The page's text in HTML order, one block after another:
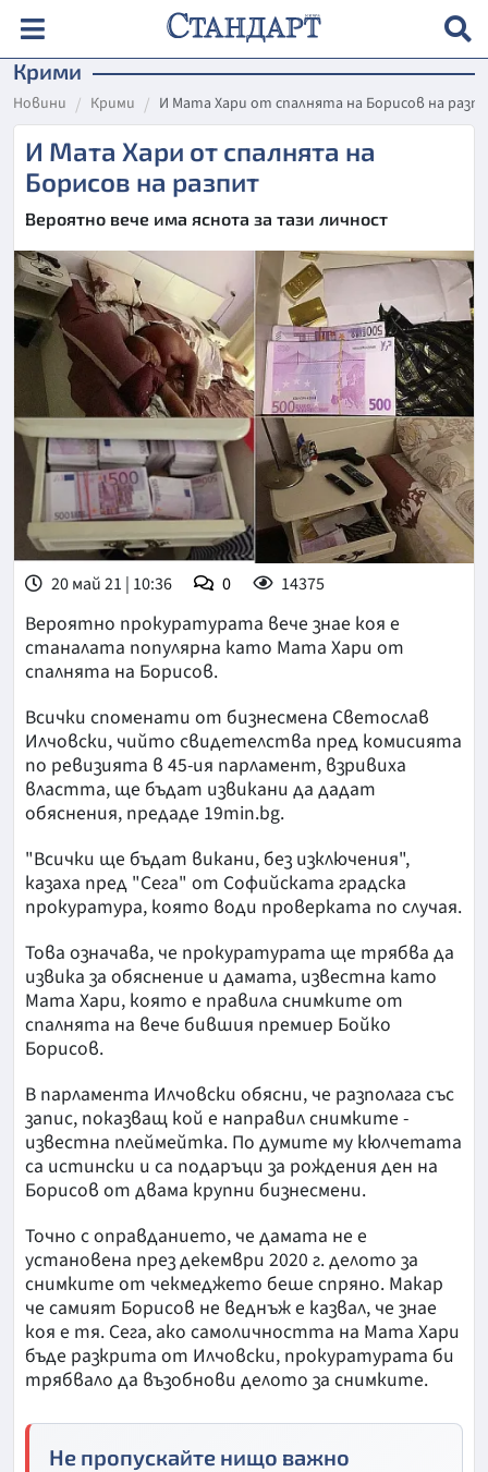
Крими
Новини Крими И Мата Хари от спалнята на Борисов на
И Мата Хари от спалнята на
Борисов на разпит
Вероятно вече има яснота за тази личност
20 май 21 | 10:36 0 14375
Вероятно прокуратурата вече знае коя е
станалата популярна като Мата Хари от
спалнята на Борисов.
Всички споменати от бизнесмена Светослав
Илчовски, чийто свидетелства пред комисията
по ревизията в 45-ия парламент, взривиха
властта, ще бъдат извикани да дадат
обяснения, предаде 19min.bg.
"Всички ще бъдат викани, без изключения",
казаха пред "Сега" от Софийската градска
прокуратура, която води проверката по случая.
Това означава, че прокуратурата ще трябва да
извика за обяснение и дамата, известна като
Мата Хари, която е правила снимките от
спалнята на вече бившия премиер Бойко
Борисов.
В парламента Илчовски обясни, че разполага със
запис, показващ кой е направил снимките -
известна плеймейтка. По думите му кюлчетата
са истински и са подаръци за рождения ден на
Борисов от двама крупни бизнесмени.
Точно с оправданието, че дамата не е
установена през декември 2020 г. делото за
снимките от чекмеджето беше спряно. Макар
че самият Борисов не веднъж е казвал, че знае
коя е тя. Сега, ако самоличността на Мата Хари
бъде разкрита от Илчовски, прокуратурата би
трябвало да възобнови делото за снимките.
Не пропускайте нищо важно